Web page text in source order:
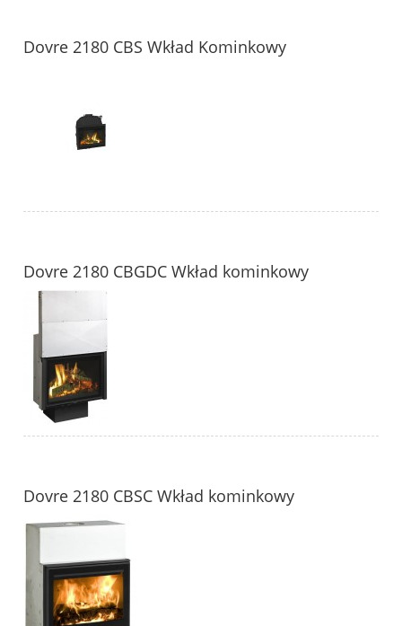
Dovre 2180 CBS Wkład Kominkowy
Dovre 2180 CBGDC Wkład kominkowy
Dovre 2180 CBSC Wkład kominkowy